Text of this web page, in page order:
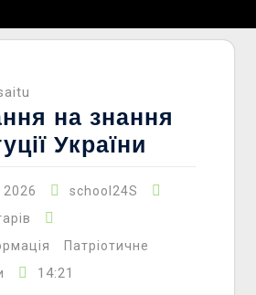
на знання
України
school24S
Патріотичне
14:21